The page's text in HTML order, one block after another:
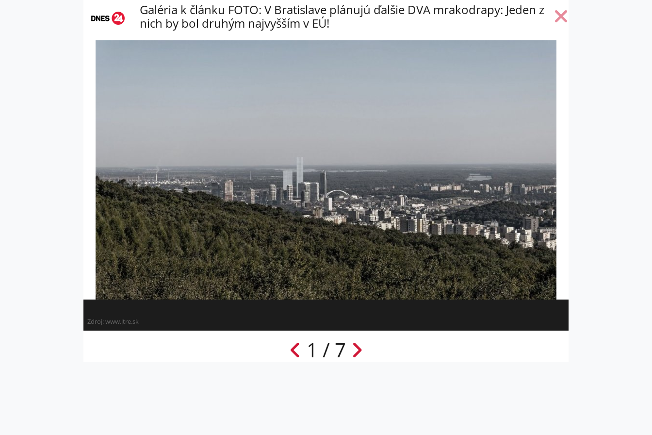
Galéria k článku FOTO: V Bratislave plánujú ďalšie DVA mrakodrapy: Jeden z
nich by bol druhým najvyšším v EÚ!
Zdroj:www.jtre.sk
1 / 7